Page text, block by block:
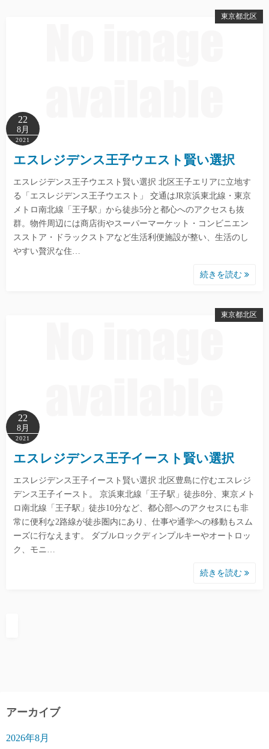
東京都北区
22
8月
2021
エスレジデンス王子ウエスト賢い選択
エスレジデンス王子ウエスト賢い選択 北区王子エリアに立地す
る「エスレジデンス王子ウエスト」 交通はJR京浜東北線・東京
メトロ南北線「王子駅」から徒歩5分と都心へのアクセスも抜
群。物件周辺には商店街やスーパーマーケット・コンビニエン
スストア・ドラックストアなど生活利便施設が整い、生活のし
やすい贅沢な住…
続きを読む
東京都北区
22
8月
2021
エスレジデンス王子イースト賢い選択
エスレジデンス王子イースト賢い選択 北区豊島に佇むエスレジ
デンス王子イースト。 京浜東北線「王子駅」徒歩8分、東京メト
ロ南北線「王子駅」徒歩10分など、都心部へのアクセスにも非
常に便利な2路線が徒歩圏内にあり、仕事や通学への移動もスム
ーズに行なえます。 ダブルロックディンプルキーやオートロッ
ク、モニ…
続きを読む
アーカイブ
2026年8月